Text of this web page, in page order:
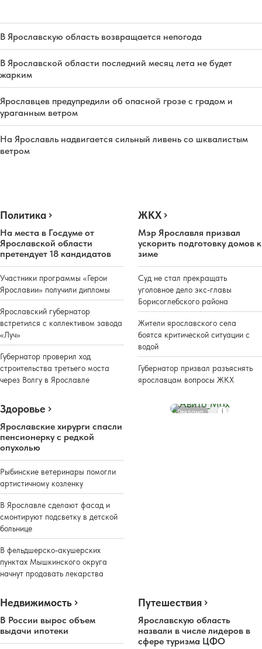
В Ярославскую область возвращается непогода
В Ярославской области последний месяц лета не будет
жарким
Ярославцев предупредили об опасной грозе с градом и
ураганным ветром
На Ярославль надвигается сильный ливень со шквалистым
ветром
Политика
На места в Госдуме от
Ярославской области
претендует 18 кандидатов
Участники программы «Герои
Ярославии» получили дипломы
Ярославский губернатор
встретился с коллективом завода
«Луч»
Губернатор проверил ход
строительства третьего моста
через Волгу в Ярославле
ЖКХ
Мэр Ярославля призвал
ускорить подготовку домов к
зиме
Суд не стал прекращать
уголовное дело экс-главы
Борисоглебского района
Жители ярославского села
боятся критической ситуации с
водой
Губернатор призвал разъяснять
ярославцам вопросы ЖКХ
Здоровье
Ярославские хирурги спасли
пенсионерку с редкой
опухолью
Рыбинские ветеринары помогли
артистичному козленку
В Ярославле сделают фасад и
смонтируют подсветку в детской
больнице
В фельдшерско-акушерских
пунктах Мышкинского округа
начнут продавать лекарства
Реклама
Недвижимость
В России вырос объем
выдачи ипотеки
Путешествия
Ярославскую область
назвали в числе лидеров в
сфере туризма ЦФО